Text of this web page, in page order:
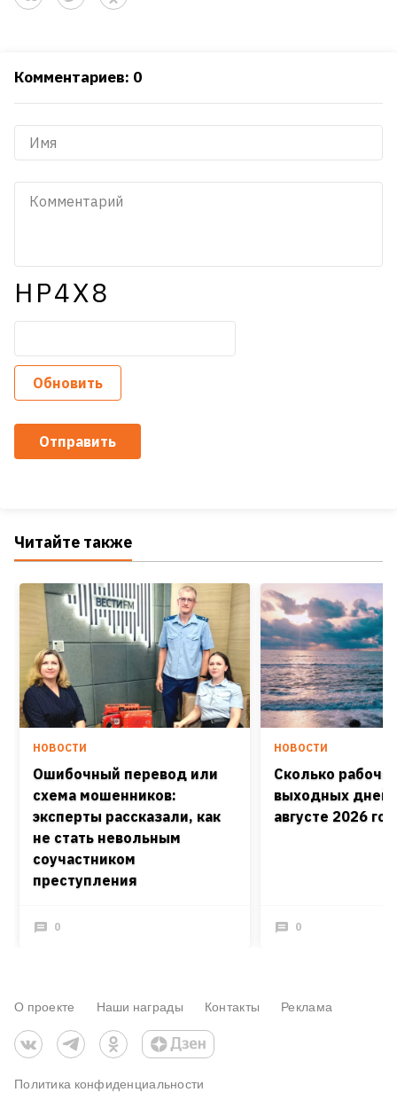
Комментариев: 0
HP4X8
Обновить
Отправить
Читайте также
НОВОСТИ
Ошибочный перевод или
схема мошенников:
эксперты рассказали, как
не стать невольным
соучастником
преступления
0
НОВОСТИ
Сколько
выходных дней
августе 2026
0
О проекте Наши награды Контакты Реклама
Политика конфиденциальности